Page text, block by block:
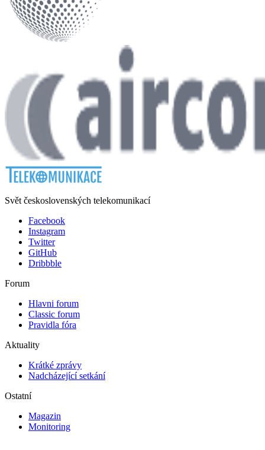
Svět československých telekomunikací
Facebook
Instagram
Twitter
GitHub
Dribbble
Forum
Hlavni forum
Classic forum
Pravidla fóra
Aktuality
Krátké zprávy
Nadcházející setkání
Ostatní
Magazin
Monitoring